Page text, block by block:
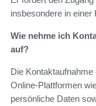
insbesondere in einer
Wie nehme ich
auf?
Die
Online-Plattformen
persönliche Daten